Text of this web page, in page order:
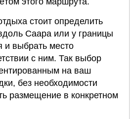
стоит определить
Саара или у границы
и выбрать место
с ним. Так выбор
на ваш
без необходимости
размещение в конкретном